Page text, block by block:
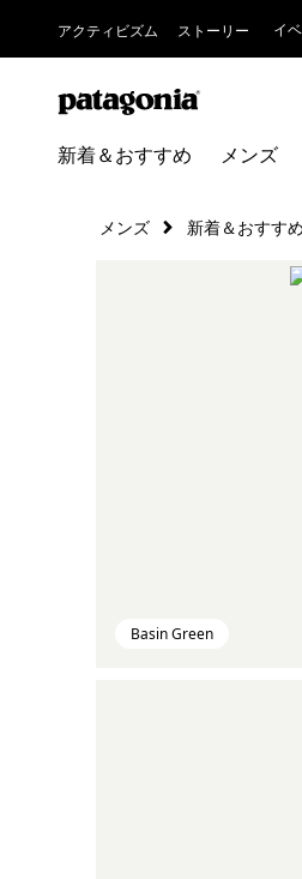
アクティビズム ストーリー イ
新着＆おすすめ メンズ
メンズ 新着＆おすすめ
Basin Green